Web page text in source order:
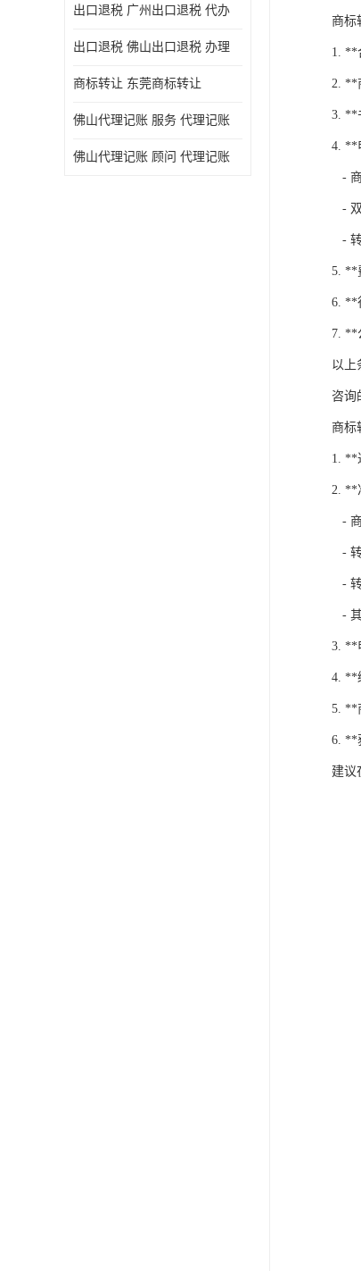
出口退税 广州出口退税 代办
出口退税 佛山出口退税 办理
商标转让 东莞商标转让
佛山代理记账 服务 代理记账
佛山代理记账 顾问 代理记账
商标
1. **
2. **
3. **
4. **
-
- 双
-
5. **
6. **
7. **
以上
咨询
商标
1. **
2. **
- 商
- 转
- 转
- 其
3. **
4. **
5. **
6. **
建议